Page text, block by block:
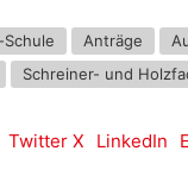
Anträge
Schreiner- und
Twitter X LinkedIn